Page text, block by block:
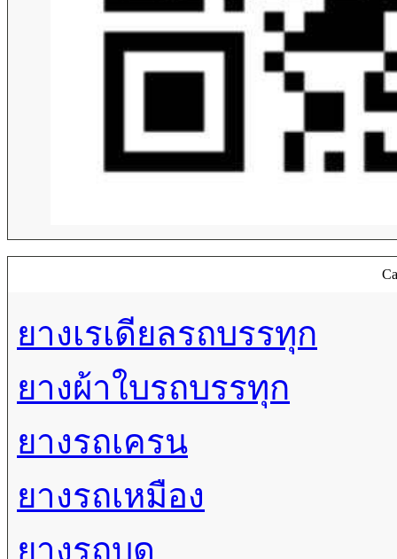
ยางเรเดียลรถบรรทุก
ยางผ้าใบรถบรรทุก
ยางรถเครน
ยางรถเหมือง
ยางรถบด